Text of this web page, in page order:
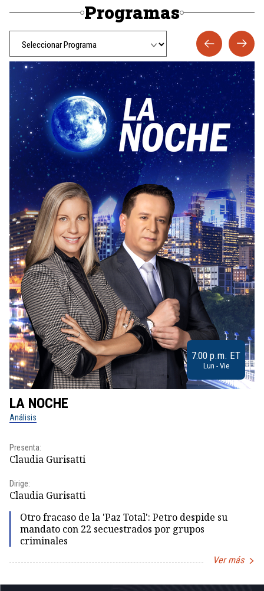
Programas
7:00 p.m. ET
Lun - Vie
LA NOCHE
Análisis
Presenta:
Claudia Gurisatti
Dirige:
Claudia Gurisatti
Otro fracaso de la 'Paz Total': Petro despide su
mandato con 22 secuestrados por grupos
criminales
Ver más
1